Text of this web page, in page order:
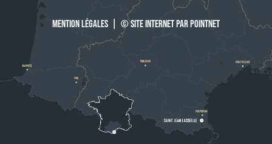
MENTION LÉGALES © SITE INTERNET PAR POINTNET